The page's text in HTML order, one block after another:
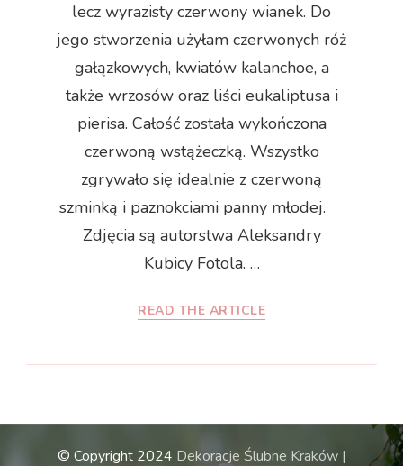
lecz wyrazisty czerwony wianek. Do
jego stworzenia użyłam czerwonych róż
gałązkowych, kwiatów kalanchoe, a
także wrzosów oraz liści eukaliptusa i
pierisa. Całość została wykończona
czerwoną wstążeczką. Wszystko
zgrywało się idealnie z czerwoną
szminką i paznokciami panny młodej.
Zdjęcia są autorstwa Aleksandry
Kubicy Fotola. …
READ THE ARTICLE
© Copyright 2024 Dekoracje Ślubne Kraków |